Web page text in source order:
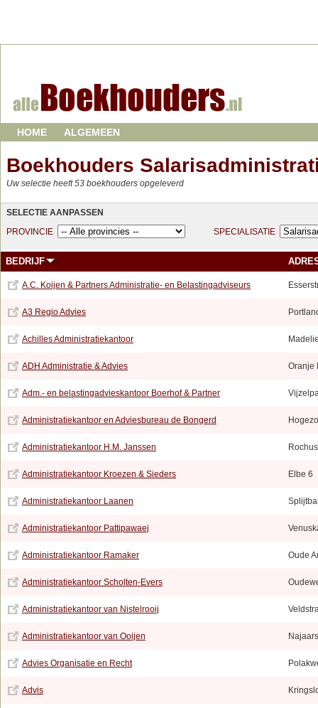
HOME ALGEMEEN
Boekhouders
Uw selectie heeft 53 boekhouders opgeleverd
SELECTIE AANPASSEN
PROVINCIE
SPECIALISATIE
BEDRIJF
A.C. Koijen & Partners Administratie- en Belastingadviseurs
A3 Regio Advies
Achilles Administratiekantoor
ADH Administratie & Advies Oranje
Adm.- en belastingadvieskantoor Boerhof & Partner
Administratiekantoor en Adviesbureau de Bongerd
Administratiekantoor H.M. Janssen
Administratiekantoor Kroezen & Sieders Elbe 6
Administratiekantoor Laanen
Administratiekantoor Pattipawaej
Administratiekantoor Ramaker Oude
Administratiekantoor Scholten-Evers
Administratiekantoor van Nistelrooij
Administratiekantoor van Ooijen
Advies Organisatie en Recht
Advis